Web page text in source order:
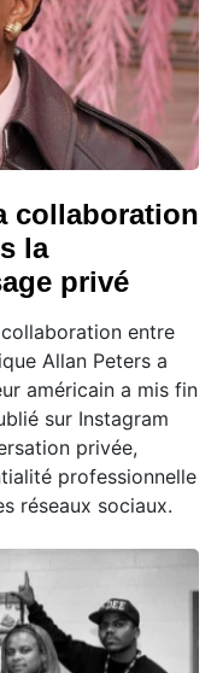
collaboration
la
privé
entre
Allan Peters a
américain a mis fin
sur Instagram
privée,
professionnelle
réseaux sociaux.